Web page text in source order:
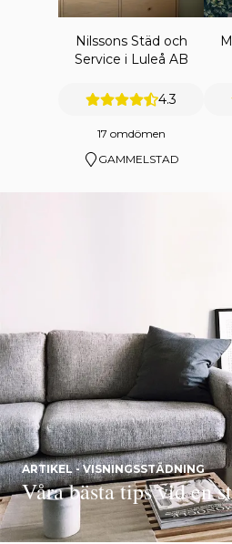
Nilssons Städ och
Service i Luleå AB
4.3
17 omdömen
GAMMELSTAD
ARTIKEL - VISNINGSSTÄDNING
Våra bästa tips vid en